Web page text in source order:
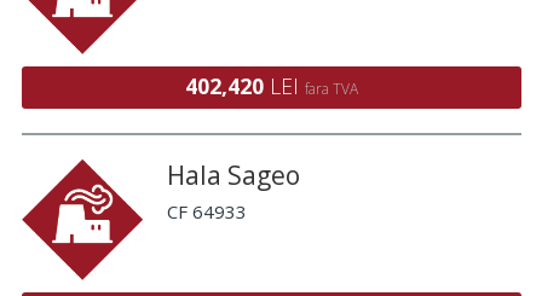
402,420 LEI fara TVA
Hala Sageo
CF 64933